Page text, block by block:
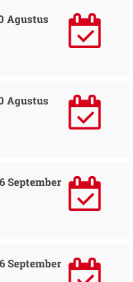
Agustus
Agustus
September
September